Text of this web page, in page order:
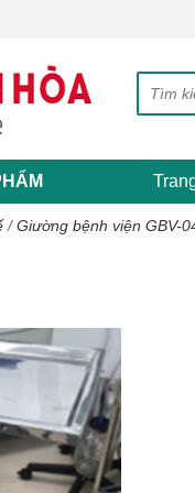
/Giường bệnh viện GBV-